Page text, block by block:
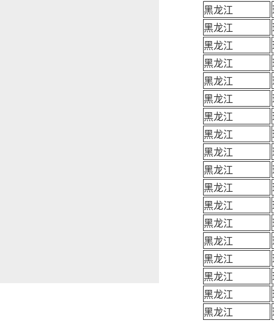
黑龙江
黑龙江
黑龙江
黑龙江
黑龙江
黑龙江
黑龙江
黑龙江
黑龙江
黑龙江
黑龙江
黑龙江
黑龙江
黑龙江
黑龙江
黑龙江
黑龙江
黑龙江